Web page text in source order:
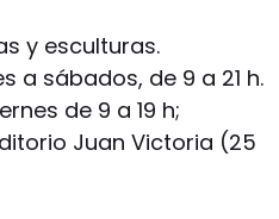
y esculturas.
a sábados, de 9 a 21 h.
de 9 a 19 h;
Juan Victoria (25